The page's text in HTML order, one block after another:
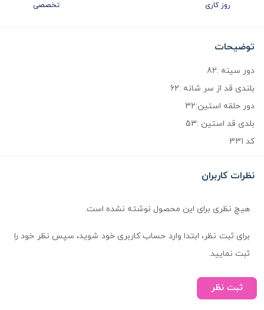
روز کاری
تخصصی
توضیحات
دور سینه :82
بلندی قد از سر شانه :62
دور حلقه استین:32
بلدی قد استین :53
کد 331
نظرات کاربران
هیچ نظری برای این محصول نوشته نشده است.
برای ثبت نظر، ابتدا وارد حساب کاربری خود شوید، سپس نظر خود را
ثبت نمایید.
ثبت نظر